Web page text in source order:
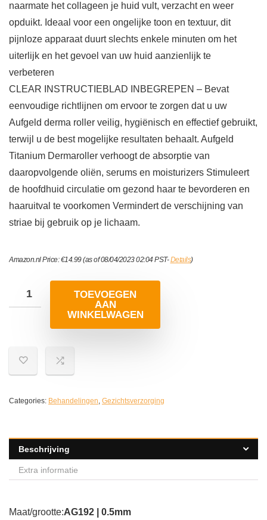
naarmate het collageen je huid vult, verzacht en weer
opduikt. Ideaal voor een ongelijke toon en textuur, dit
pijnloze apparaat duurt slechts enkele minuten om het
uiterlijk en het gevoel van uw huid aanzienlijk te
verbeteren
CLEAR INSTRUCTIEBLAD INBEGREPEN – Bevat
eenvoudige richtlijnen om ervoor te zorgen dat u uw
Aufgeld derma roller veilig, hygiënisch en effectief gebruikt,
terwijl u de best mogelijke resultaten behaalt. Aufgeld
Titanium Dermaroller verhoogt de absorptie van
daaropvolgende oliën, serums en moisturizers Stimuleert
de hoofdhuid circulatie om gezond haar te bevorderen en
haaruitval te voorkomen Vermindert de verschijning van
striae bij gebruik op je lichaam.
Amazon.nl Price:€14.99(as of 08/04/2023 02:04 PST-Details)
TOEVOEGEN
AAN
WINKELWAGEN
Categories: Behandelingen, Gezichtsverzorging
Beschrijving
Extra informatie
Maat/grootte:AG192 | 0.5mm